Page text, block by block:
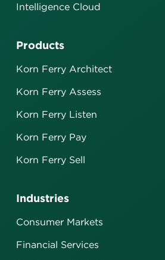
Intelligence Cloud
Industries
Consumer Markets
Financial Services
Products
Korn Ferry Architect
Korn Ferry Assess
Korn Ferry Listen
Korn Ferry Pay
Korn Ferry Sell